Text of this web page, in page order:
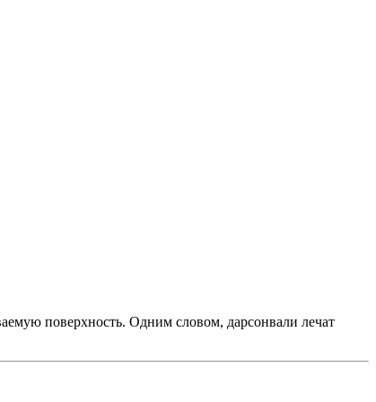
поверхность. Одним словом, дарсонвали лечат